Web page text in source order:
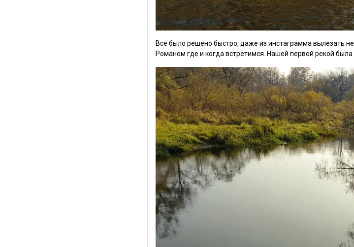
Все было решено быстро, даже из инстаграмма вылезать
Романом где и когда встретимся. Нашей первой рекой